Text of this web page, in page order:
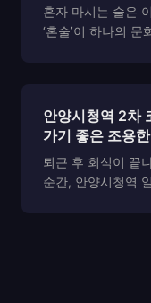
혼자 마시는 술은
‘혼술’이 하나의
안양시청역 2차
가기 좋은 조용
퇴근 후 회식이 끝
순간, 안양시청역